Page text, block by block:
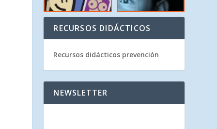
RECURSOS DIDÁCTICOS
Recursos didácticos prevención
NEWSLETTER